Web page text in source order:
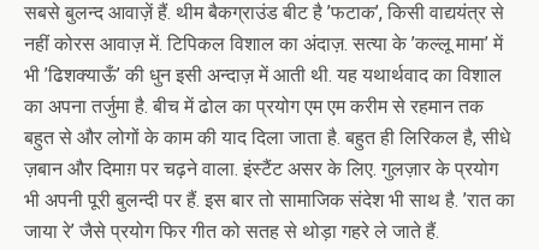
सबसे बुलन्द आवाज़ें हैं. थीम बैकग्राउंड बीट है ’फटाक’, किसी वाद्ययंत्र से
नहीं कोरस आवाज़ में. टिपिकल विशाल का अंदाज़. सत्या के ’कल्लू मामा’ में
भी ’ढिशक्याऊँ’ की धुन इसी अन्दाज़ में आती थी. यह यथार्थवाद का विशाल
का अपना तर्जुमा है. बीच में ढोल का प्रयोग एम एम करीम से रहमान तक
बहुत से और लोगों के काम की याद दिला जाता है. बहुत ही लिरिकल है, सीधे
ज़बान और दिमाग़ पर चढ़ने वाला. इंस्टैंट असर के लिए. गुलज़ार के प्रयोग
भी अपनी पूरी बुलन्दी पर हैं. इस बार तो सामाजिक संदेश भी साथ है. ’रात का
जाया रे’ जैसे प्रयोग फिर गीत को सतह से थोड़ा गहरे ले जाते हैं.